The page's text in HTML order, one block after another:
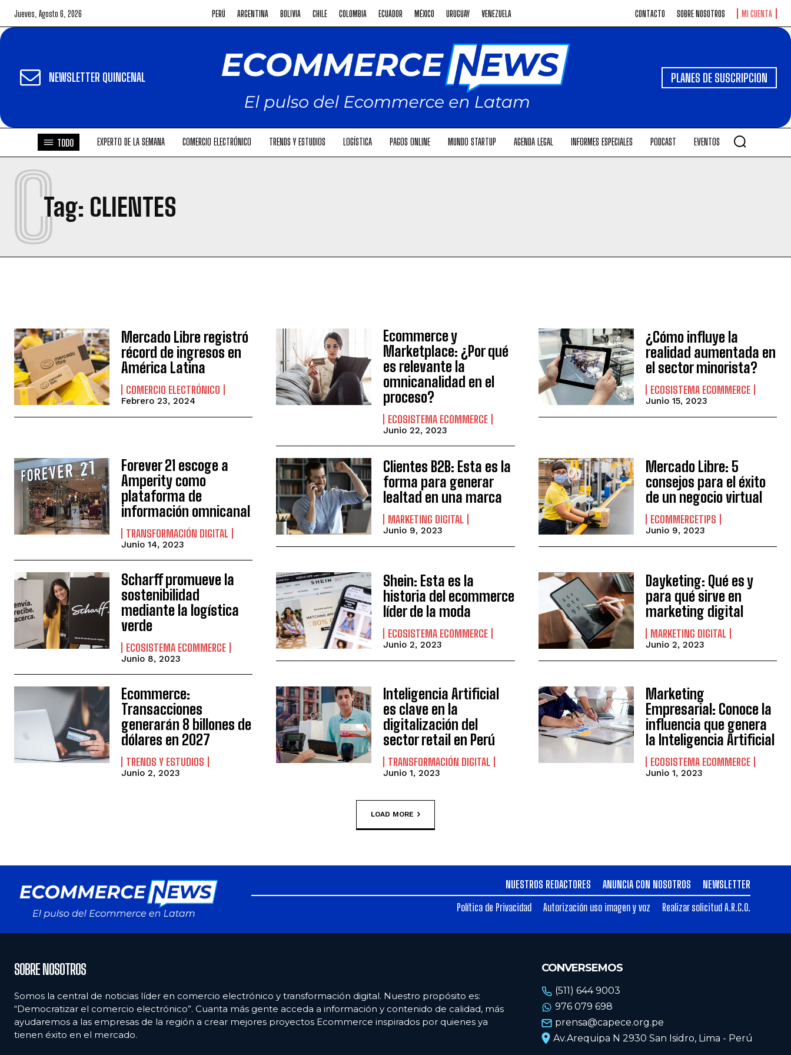
Jueves, Agosto 6, 2026 PERÚ ARGENTINA BOLIVIA CHILE COLOMBIA ECUADOR MÉXICO URUGUAY VENEZUELA CONTACTO SOBRE NOSOTROS MI CUENTA
NEWSLETTER QUINCENAL PLANES DE SUSCRIPCION
TODO EXPERTO DE LA SEMANA COMERCIO ELECTRÓNICO TRENDS Y ESTUDIOS LOGÍSTICA PAGOS ONLINE MUNDO STARTUP AGENDA LEGAL INFORMES ESPECIALES PODCAST EVENTOS
Tag: CLIENTES
C
Mercado Libre registró
récord de ingresos en
América Latina
COMERCIO ELECTRÓNICO
Febrero 23, 2024
Ecommerce y
Marketplace: ¿Por qué
es relevante la
omnicanalidad en el
proceso?
ECOSISTEMA ECOMMERCE
Junio 22, 2023
¿Cómo influye la
realidad aumentada en
el sector minorista?
ECOSISTEMA ECOMMERCE
Junio 15, 2023
Forever 21 escoge a
Amperity como
plataforma de
información omnicanal
TRANSFORMACIÓN DIGITAL
Junio 14, 2023
Clientes B2B: Esta es la
forma para generar
lealtad en una marca
MARKETING DIGITAL
Junio 9, 2023
Mercado Libre: 5
consejos para el éxito
de un negocio virtual
ECOMMERCETIPS
Junio 9, 2023
Scharff promueve la
sostenibilidad
mediante la logística
verde
ECOSISTEMA ECOMMERCE
Junio 8, 2023
Shein: Esta es la
historia del ecommerce
líder de la moda
ECOSISTEMA ECOMMERCE
Junio 2, 2023
Dayketing: Qué es y
para qué sirve en
marketing digital
MARKETING DIGITAL
Junio 2, 2023
Ecommerce:
Transacciones
generarán 8 billones de
dólares en 2027
TRENDS Y ESTUDIOS
Junio 2, 2023
Inteligencia Artificial
es clave en la
digitalización del
sector retail en Perú
TRANSFORMACIÓN DIGITAL
Junio 1, 2023
Marketing
Empresarial: Conoce la
influencia que genera
la Inteligencia Artificial
ECOSISTEMA ECOMMERCE
Junio 1, 2023
LOAD MORE
NUESTROS REDACTORES ANUNCIA CON NOSOTROS
NEWSLETTER
Política de Privacidad
Autorización uso imagen y voz Realizar solicitud A.R.C.O.
SOBRE NOSOTROS
Somos la central de noticias líder en comercio electrónico y transformación digital. Nuestro propósito es:
“Democratizar el comercio electrónico”. Cuanta más gente acceda a información y contenido de calidad, más
ayudaremos a las empresas de la región a crear mejores proyectos Ecommerce inspirados por quienes ya
tienen éxito en el mercado.
CONVERSEMOS
(511) 644 9003
976 079 698
prensa@capece.org.pe
Av.Arequipa N 2930 San Isidro, Lima - Perú